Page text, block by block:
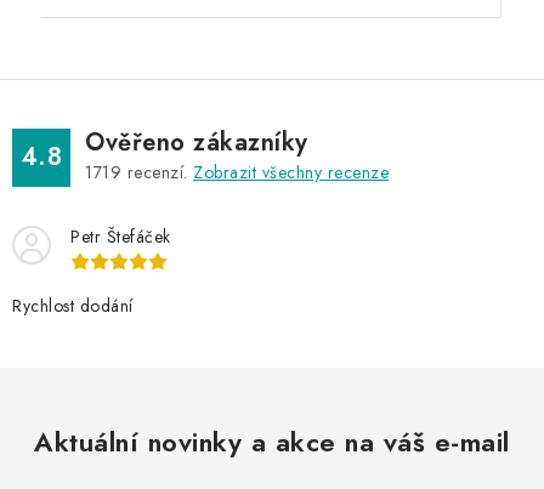
4.8 Ověřeno zákazníky
1719 recenzí. Zobrazit všechny recenze
Petr Štefáček
Rychlost dodání
Aktuální novinky a akce na váš e-mail